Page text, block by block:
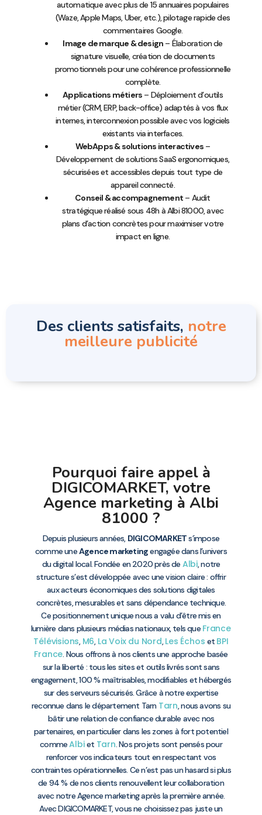
automatique avec plus de 15 annuaires populaires
(Waze, Apple Maps, Uber, etc.), pilotage rapide des
commentaires Google.
Image de marque & design – Élaboration de
signature visuelle, création de documents
promotionnels pour une cohérence professionnelle
complète.
Applications métiers – Déploiement d’outils
métier (CRM, ERP, back-office) adaptés à vos flux
internes, interconnexion possible avec vos logiciels
existants via interfaces.
WebApps & solutions interactives –
Développement de solutions SaaS ergonomiques,
sécurisées et accessibles depuis tout type de
appareil connecté.
Conseil & accompagnement – Audit
stratégique réalisé sous 48h à Albi 81000, avec
plans d’action concrètes pour maximiser votre
impact en ligne.
Des clients satisfaits, notre
meilleure publicité
Pourquoi faire appel à
DIGICOMARKET, votre
Agence marketing à Albi
81000 ?
Depuis plusieurs années, DIGICOMARKETs’impose
comme uneAgence marketingengagée dans l’univers
du digital local. Fondée en 2020 près de Albi, notre
structure s’est développée avec une vision claire : offrir
aux acteurs économiques des solutions digitales
concrètes, mesurables et sans dépendance technique.
Ce positionnement unique nous a valu d’être mis en
lumière dans plusieurs médias nationaux, tels que France
Télévisions, M6, La Voix du Nord,Les Échos et BPI
France. Nous offrons à nos clients une approche basée
sur la liberté : tous les sites et outils livrés sont sans
engagement, 100 % maîtrisables, modifiables et hébergés
sur des serveurs sécurisés. Grâce à notre expertise
reconnue dans le département Tarn Tarn, nous avons su
bâtir une relation de confiance durable avec nos
partenaires, en particulier dans les zones à fort potentiel
commeAlbiet Tarn. Nos projets sont pensés pour
renforcer vos indicateurs tout en respectant vos
contraintes opérationnelles. Ce n’est pas un hasard si plus
de 94 % de nos clients renouvellent leur collaboration
avec notre Agence marketing après la première année.
Avec DIGICOMARKET, vous ne choisissez pas juste un